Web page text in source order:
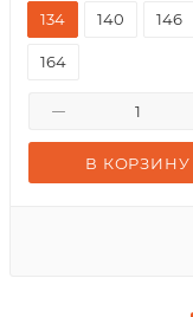
В КОРЗИНУ
134 140 146
164